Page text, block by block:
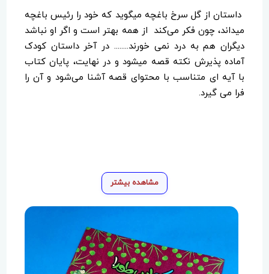
داستان از گل سرخ باغچه میگوید که خود را رئیس باغچه
میداند، چون فکر می‌کند از همه بهتر است و اگر او نباشد
دیگران هم به درد نمی خورند........ در آخر داستان کودک
آماده پذیرش نکته قصه میشود و در نهایت، پایان کتاب
با آیه ای متناسب با محتوای قصه آشنا می‌شود و آن را
فرا می گیرد.
مشاهده بیشتر